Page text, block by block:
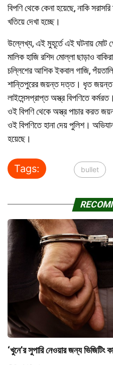
বিপণি থেকে কেনা হয়েছে, নাকি
খতিয়ে দেখা হচ্ছে।
উল্লেখ্য, এই মুহূর্তে এই ঘটনায় মোট
মালিক হাজি রশিদ মোল্লা ছাড়াও
চল্লিশের আশিক ইকবাল গাজি,
শান্তিপুরের জয়ন্ত দত্ত। ধৃত জয়ন্ত
লাইসেন্সপ্রাপ্ত অস্ত্র বিপণিতে
ওই বিপণি থেকে অস্ত্র পাচার করত
ওই বিপণিতে হানা দেয় পুলিশ।
হয়েছে।
Tags: bullet
‘খুনে’র সুপারি নেওয়ার জন্য ভিজিটিং